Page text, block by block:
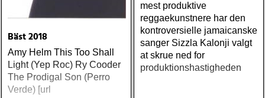
Bäst 2018
Amy Helm This Too Shall
Light (Yep Roc) Ry Cooder
The Prodigal Son (Perro
Verde) [url
mest produktive
reggaekunstnere har den
kontroversielle jamaicanske
sanger Sizzla Kalonji valgt
at skrue ned for
produktionshastigheden